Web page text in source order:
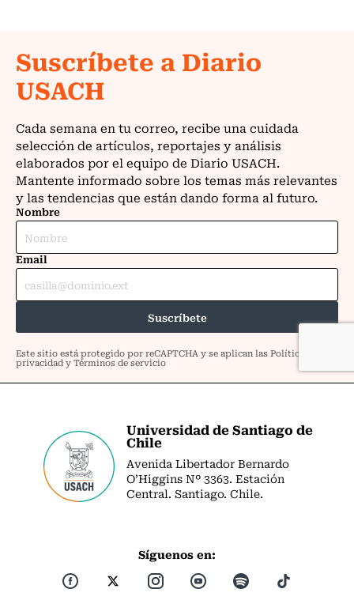
Universidad de Santiago de
Chile
Avenida Libertador Bernardo
O’Higgins Nº 3363. Estación
Central. Santiago. Chile.
Síguenos en: